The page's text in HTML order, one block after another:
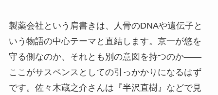
製薬会社という肩書きは、人骨のDNAや遺伝子と
いう物語の中心テーマと直結します。京一が悠を
守る側なのか、それとも別の意図を持つのか——
ここがサスペンスとしての引っかかりになるはず
です。佐々木蔵之介さんは『半沢直樹』などで見